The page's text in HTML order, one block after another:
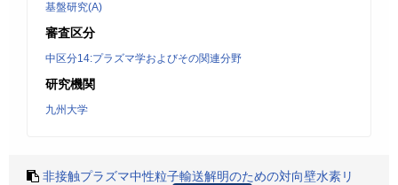
基盤研究(A)
審査区分
中区分14:プラズマ学およびその関連分野
研究機関
九州大学
非接触プラズマ中性粒子輸送解明のための対向壁水素リ